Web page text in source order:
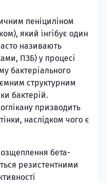
пеніциліном
який інгібує один
називають
ПЗБ) у процесі
бактеріального
структурним
бактерій.
призводить
наслідком чого є
бета-
резистентними